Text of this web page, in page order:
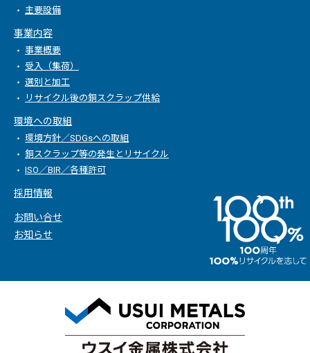
主要設備
事業内容
事業概要
受入（集荷）
選別と加工
リサイクル後の銅スクラップ供給
環境への取組
環境方針／SDGsへの取組
銅スクラップ等の発生とリサイクル
ISO／BIR／各種許可
採用情報
お問い合せ
お知らせ